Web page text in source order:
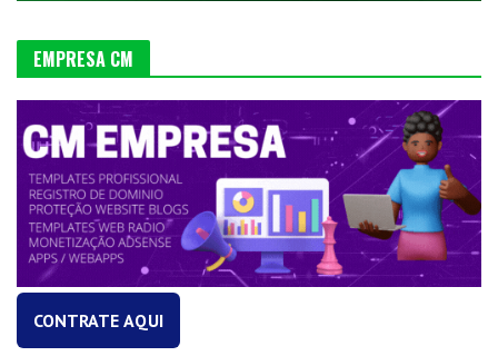
EMPRESA CM
CONTRATE AQUI